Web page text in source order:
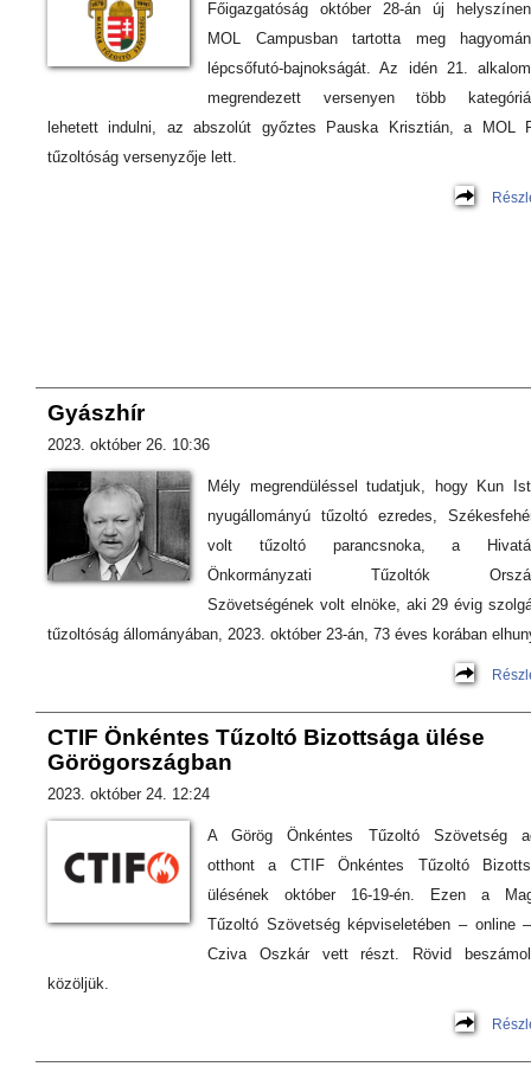
Főigazgatóság október 28-án új
MOL Campusban tartotta meg
lépcsőfutó-bajnokságát. Az idén 21.
megrendezett versenyen több
lehetett indulni, az abszolút győztes Pauska Krisztián, a MOL
tűzoltóság versenyzője lett.
Gyászhír
2023. október 26. 10:36
Mély megrendüléssel tudatjuk, hogy Kun
nyugállományú tűzoltó ezredes,
volt tűzoltó parancsnoka, a
Önkormányzati Tűzoltók
Szövetségének volt elnöke, aki 29 évig
tűzoltóság állományában, 2023. október 23-án, 73 éves korában
CTIF Önkéntes Tűzoltó Bizottsága ülése
Görögországban
2023. október 24. 12:24
A Görög Önkéntes Tűzoltó Szövetség
otthont a CTIF Önkéntes Tűzoltó
ülésének október 16-19-én. Ezen a
Tűzoltó Szövetség képviseletében – online
Cziva Oszkár vett részt. Rövid
közöljük.